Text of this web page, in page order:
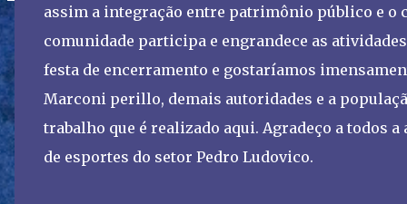
assim a integração entre patrimônio público e o
comunidade participa e engrandece as
festa de encerramento e gostaríamos
Marconi perillo, demais autoridades e a
trabalho que é realizado aqui. Agradeço a todos
de esportes do setor Pedro Ludovico.